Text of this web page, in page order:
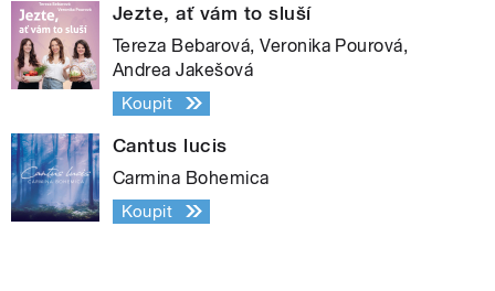
Jezte, ať vám to sluší
Tereza Bebarová, Veronika Pourová,
Andrea Jakešová
Koupit
Cantus lucis
Carmina Bohemica
Koupit